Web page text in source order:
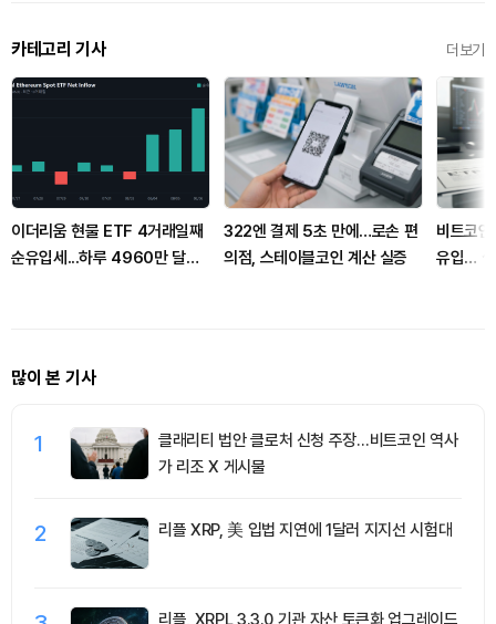
카테고리 기사 더보기
이더리움 현물 ETF 4거래일째
순유입세...하루 4960만 달러
322엔 결제 5초 만에…로손 편
의점, 스테이블코인 계산 실증
비트코
유입… 셀
많이 본 기사
1
클래리티 법안 클로처 신청 주장…비트코인 역사
가 리조 X 게시물
2 리플 XRP, 美 입법 지연에 1달러 지지선 시험대
리플, XRPL 3.3.0 기관 자산 토큰화 업그레이드